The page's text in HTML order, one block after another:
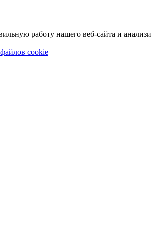
работу нашего веб-сайта и
cookie